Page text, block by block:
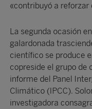
«contribuyó a
La segunda ocasión
galardonada
científico se produce
copreside el grupo de
informe del Panel
Climático (IPCC).
investigadora